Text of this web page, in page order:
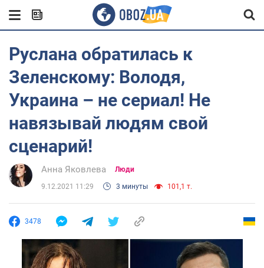
Руслана обратилась к
Зеленскому: Володя,
Украина – не сериал! Не
навязывай людям свой
сценарий!
Анна Яковлева Люди
9.12.2021 11:29 3 минуты 101,1 т.
3478